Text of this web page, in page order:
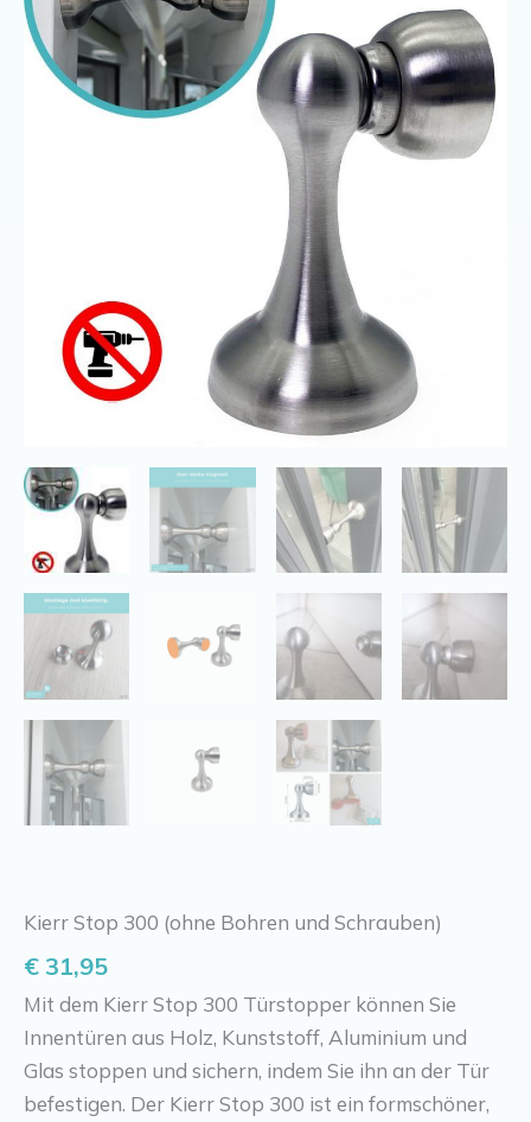
Kierr Stop 300 (ohne Bohren und Schrauben)
€ 31,95
Mit dem Kierr Stop 300 Türstopper können Sie
Innentüren aus Holz, Kunststoff, Aluminium und
Glas stoppen und sichern, indem Sie ihn an der Tür
befestigen. Der Kierr Stop 300 ist ein formschöner,